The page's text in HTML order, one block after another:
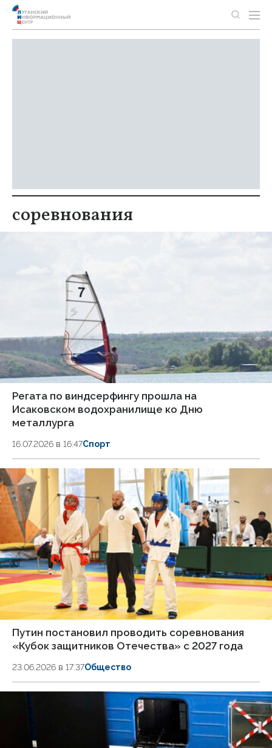
соревнования
Регата по виндсерфингу прошла на
Исаковском водохранилище ко Дню
металлурга
16.07.2026 в 16:47Спорт
Путин постановил проводить соревнования
«Кубок защитников Отечества» с 2027 года
23.06.2026 в 17:37Общество